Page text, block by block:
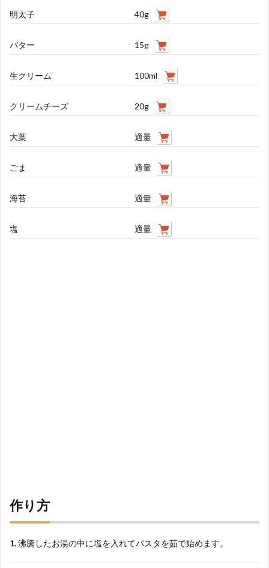
明太子 40g
バター 15g
生クリーム 100ml
クリームチーズ 20g
大葉 適量
ごま 適量
海苔 適量
塩 適量
作り方
1.沸騰したお湯の中に塩を入れてパスタを茹で始めます。